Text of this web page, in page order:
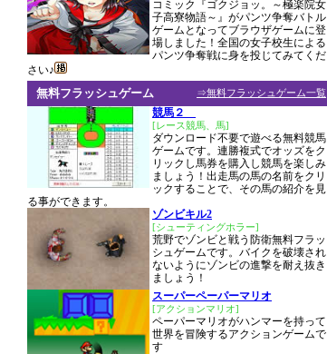
コミック『ゴクジョッ。～極楽院女
子高寮物語～』がパンツ争奪バトル
ゲームとなってブラウザゲームに登
場しました！全国の女子校生による
パンツ争奪戦に身を投じてみてくだ
さい♪
⇒無料フラッシュゲーム一覧
無料フラッシュゲーム
競馬２
[レース競馬、馬]
ダウンロード不要で遊べる無料競馬
ゲームです。連勝複式でオッズをク
リックし馬券を購入し競馬を楽しみ
ましょう！出走馬の馬の名前をクリ
ックすることで、その馬の紹介を見
る事ができます。
ゾンビキル2
[シューティングホラー]
荒野でゾンビと戦う防衛無料フラッ
シュゲームです。バイクを破壊され
ないようにゾンビの進撃を耐え抜き
ましょう！
スーパーペーパーマリオ
[アクションマリオ]
ペーパーマリオがハンマーを持って
世界を冒険するアクションゲームで
す